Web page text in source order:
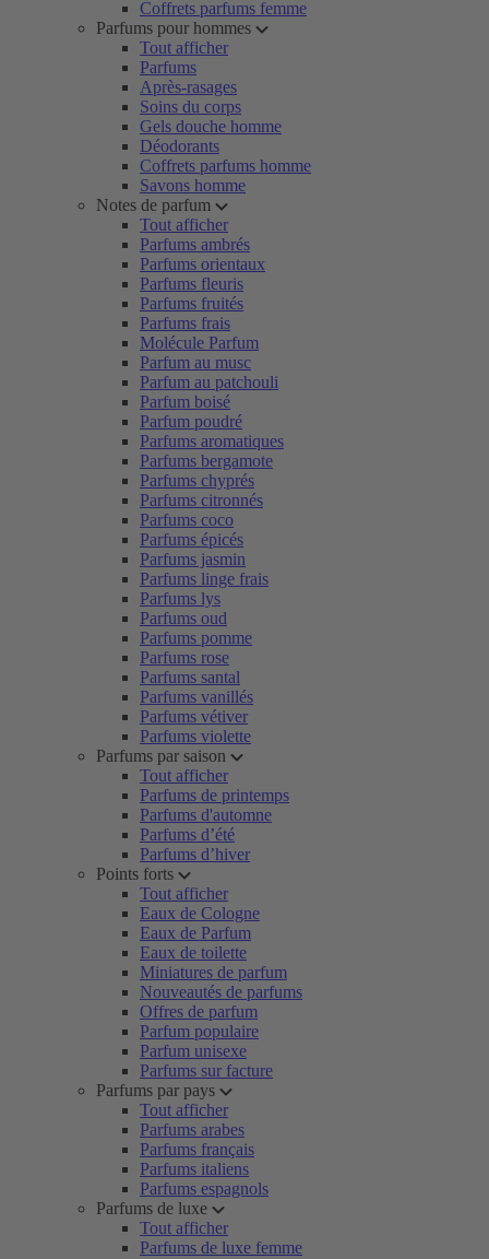
Coffrets parfums femme
Parfums pour hommes
Tout afficher
Parfums
Après-rasages
Soins du corps
Gels douche homme
Déodorants
Coffrets parfums homme
Savons homme
Notes de parfum
Tout afficher
Parfums ambrés
Parfums orientaux
Parfums fleuris
Parfums fruités
Parfums frais
Molécule Parfum
Parfum au musc
Parfum au patchouli
Parfum boisé
Parfum poudré
Parfums aromatiques
Parfums bergamote
Parfums chyprés
Parfums citronnés
Parfums coco
Parfums épicés
Parfums jasmin
Parfums linge frais
Parfums lys
Parfums oud
Parfums pomme
Parfums rose
Parfums santal
Parfums vanillés
Parfums vétiver
Parfums violette
Parfums par saison
Tout afficher
Parfums de printemps
Parfums d'automne
Parfums d’été
Parfums d’hiver
Points forts
Tout afficher
Eaux de Cologne
Eaux de Parfum
Eaux de toilette
Miniatures de parfum
Nouveautés de parfums
Offres de parfum
Parfum populaire
Parfum unisexe
Parfums sur facture
Parfums par pays
Tout afficher
Parfums arabes
Parfums français
Parfums italiens
Parfums espagnols
Parfums de luxe
Tout afficher
Parfums de luxe femme